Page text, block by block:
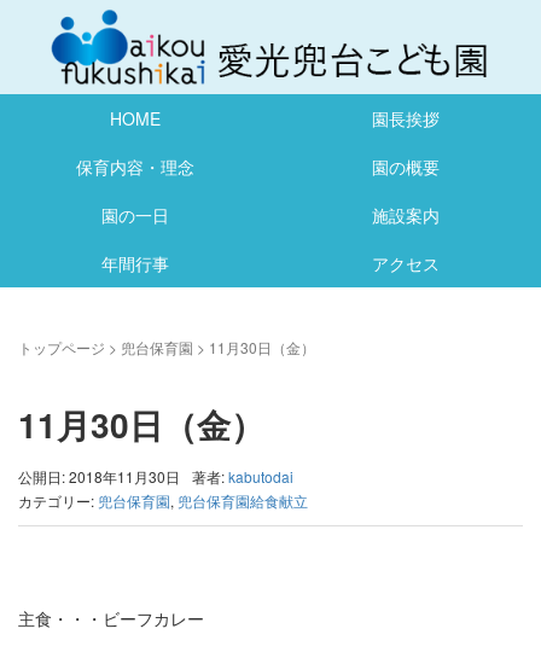
HOME
園長挨拶
保育内容・理念
園の概要
園の一日
施設案内
年間行事
アクセス
トップページ > 兜台保育園 > 11月30日（金）
11月30日（金）
公開日: 2018年11月30日 著者:kabutodai
カテゴリー: 兜台保育園, 兜台保育園給食献立
主食・・・ビーフカレー